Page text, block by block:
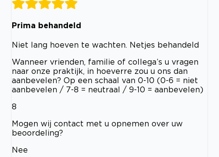
Prima behandeld
Niet lang hoeven te wachten. Netjes behandeld
Wanneer vrienden, familie of collega’s u vragen
naar onze praktijk, in hoeverre zou u ons dan
aanbevelen? Op een schaal van 0-10 (0-6 = niet
aanbevelen / 7-8 = neutraal / 9-10 = aanbevelen)
8
Mogen wij contact met u opnemen over uw
beoordeling?
Nee